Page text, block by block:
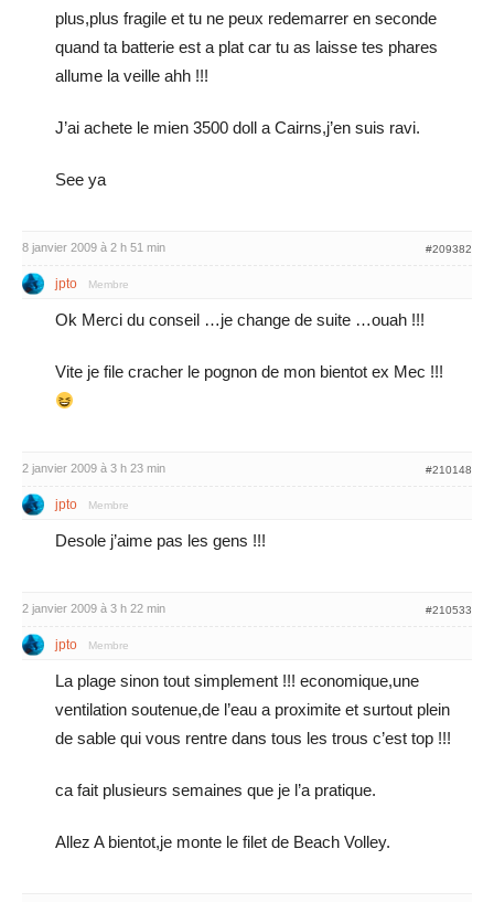
plus,plus fragile et tu ne peux redemarrer en seconde
quand ta batterie est a plat car tu as laisse tes phares
allume la veille ahh !!!
J’ai achete le mien 3500 doll a Cairns,j’en suis ravi.
See ya
8 janvier 2009 à 2 h 51 min #209382
jpto Membre
Ok Merci du conseil …je change de suite …ouah !!!
Vite je file cracher le pognon de mon bientot ex Mec !!!
2 janvier 2009 à 3 h 23 min #210148
jpto Membre
Desole j’aime pas les gens !!!
2 janvier 2009 à 3 h 22 min #210533
jpto Membre
La plage sinon tout simplement !!! economique,une
ventilation soutenue,de l’eau a proximite et surtout plein
de sable qui vous rentre dans tous les trous c’est top !!!
ca fait plusieurs semaines que je l’a pratique.
Allez A bientot,je monte le filet de Beach Volley.